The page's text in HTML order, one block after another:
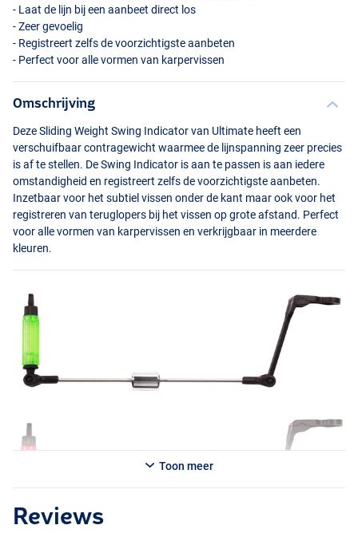
- Laat de lijn bij een aanbeet direct los
- Zeer gevoelig
- Registreert zelfs de voorzichtigste aanbeten
- Perfect voor alle vormen van karpervissen
Omschrijving
Deze Sliding Weight Swing Indicator van Ultimate heeft een
verschuifbaar contragewicht waarmee de lijnspanning zeer precies
is af te stellen. De Swing Indicator is aan te passen is aan iedere
omstandigheid en registreert zelfs de voorzichtigste aanbeten.
Inzetbaar voor het subtiel vissen onder de kant maar ook voor het
registreren van teruglopers bij het vissen op grote afstand. Perfect
voor alle vormen van karpervissen en verkrijgbaar in meerdere
kleuren.
Toon meer
Reviews